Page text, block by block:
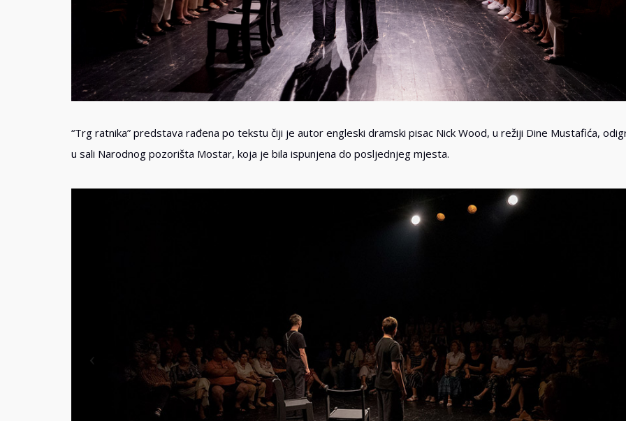
“Trg ratnika” predstava rađena po tekstu čiji je autor engleski dramski pisac Nick Wood, u režiji Dine Mustafića,
u sali Narodnog pozorišta Mostar, koja je bila ispunjena do posljednjeg mjesta.